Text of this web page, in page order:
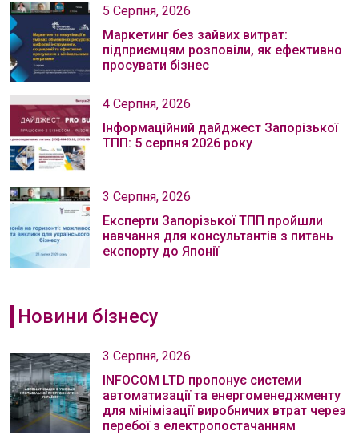
5 Серпня, 2026
Маркетинг без зайвих витрат:
підприємцям розповіли, як ефективно
просувати бізнес
4 Серпня, 2026
Інформаційний дайджест Запорізької
ТПП: 5 серпня 2026 року
3 Серпня, 2026
Експерти Запорізької ТПП пройшли
навчання для консультантів з питань
експорту до Японії
Новини бізнесу
3 Серпня, 2026
INFOCOM LTD пропонує системи
автоматизації та енергоменеджменту
для мінімізації виробничих втрат через
перебої з електропостачанням